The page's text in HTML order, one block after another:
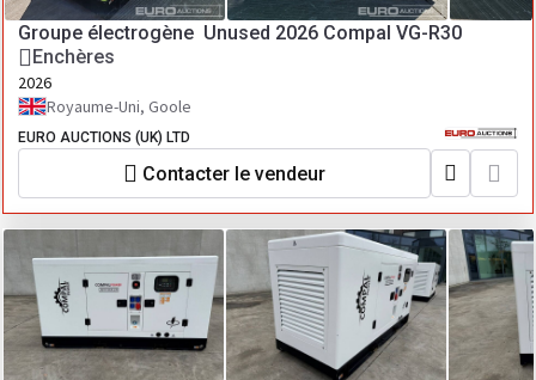
Groupe électrogène Unused 2026 Compal VG-R30
Enchères
2026
Royaume-Uni, Goole
EURO AUCTIONS (UK) LTD
Contacter le vendeur